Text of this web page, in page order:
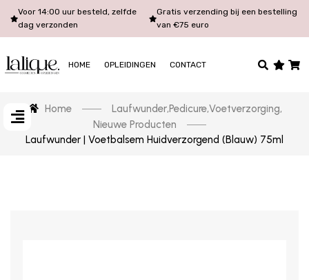
Voor 14:00 uur besteld, zelfde
dag verzonden
Gratis verzending bij een bestelling
van €75 euro
HOME OPLEIDINGEN CONTACT
Home Laufwunder,Pedicure,Voetverzorging,
Nieuwe Producten
Laufwunder | Voetbalsem Huidverzorgend (Blauw) 75ml